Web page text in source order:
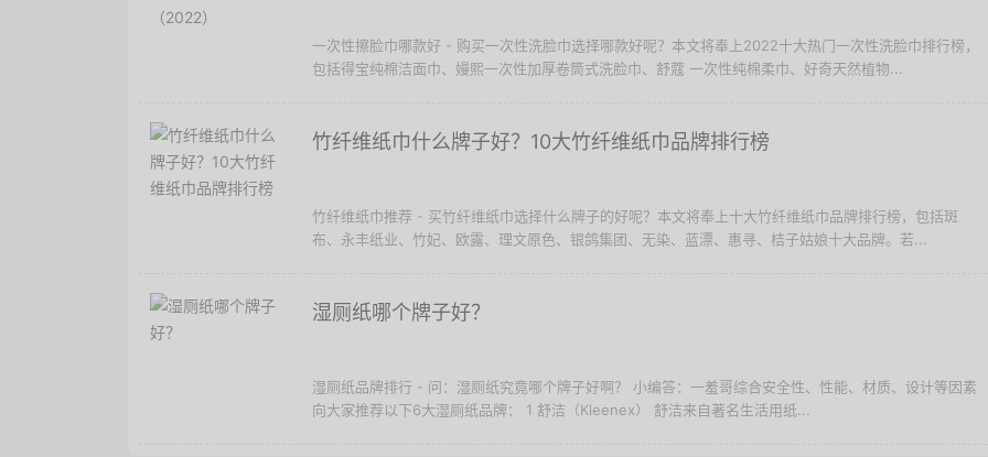
一次性擦脸巾哪款好 - 购买一次性洗脸巾选择哪款好呢？本文将奉上2022十大热门一次性洗脸巾排行榜，
包括得宝纯棉洁面巾、嫚熙一次性加厚卷筒式洗脸巾、舒蔻 一次性纯棉柔巾、好奇天然植物...
竹纤维纸巾什么牌子好？10大竹纤维纸巾品牌排行榜
竹纤维纸巾推荐 - 买竹纤维纸巾选择什么牌子的好呢？本文将奉上十大竹纤维纸巾品牌排行榜，包括斑
布、永丰纸业、竹妃、欧露、理文原色、银鸽集团、无染、蓝漂、惠寻、桔子姑娘十大品牌。若...
湿厕纸哪个牌子好？
湿厕纸品牌排行 - 问：湿厕纸究竟哪个牌子好啊？ 小编答：一羞哥综合安全性、性能、材质、设计等因素
向大家推荐以下6大湿厕纸品牌： 1 舒洁（Kleenex） 舒洁来自著名生活用纸...